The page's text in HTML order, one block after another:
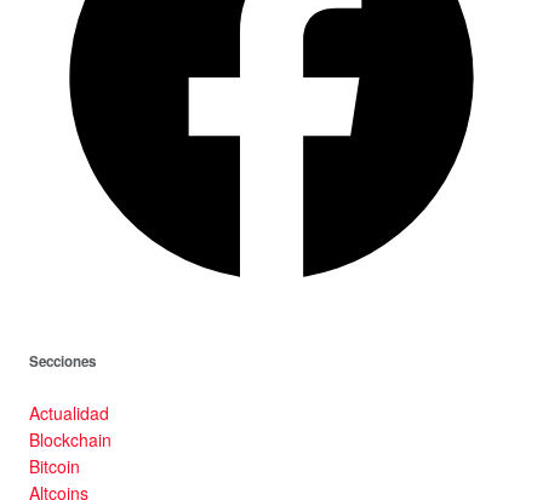
Secciones
Actualidad
Blockchain
Bitcoin
Altcoins